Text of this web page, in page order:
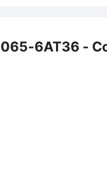
6AT36 -